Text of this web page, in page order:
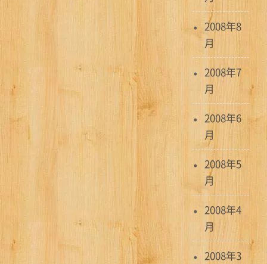
2008年8
月
2008年7
月
2008年6
月
2008年5
月
2008年4
月
2008年3